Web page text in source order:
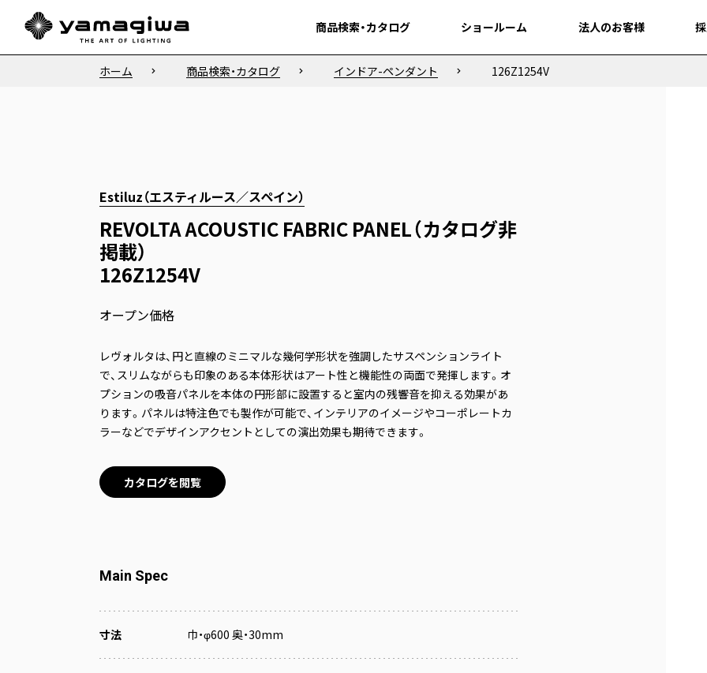
商品検索・カタログ
商品検索・カタログ ショールーム
ショールーム 法人のお客様
法人のお客様
ホーム 商品検索・カタログ インドア-ペンダント 126Z1254V
Estiluz（エスティルース／スペイン）
REVOLTA ACOUSTIC FABRIC PANEL（カタログ非
掲載）
126Z1254V
オープン価格
レヴォルタは、円と直線のミニマルな幾何学形状を強調したサスペンションライト
で、スリムながらも印象のある本体形状はアート性と機能性の両面で発揮します。オ
プションの吸音パネルを本体の円形部に設置すると室内の残響音を抑える効果があ
ります。パネルは特注色でも製作が可能で、インテリアのイメージやコーポレートカ
ラーなどでデザインアクセントとしての演出効果も期待できます。
カタログを閲覧
Main Spec
寸法 巾・φ600 奥・30mm